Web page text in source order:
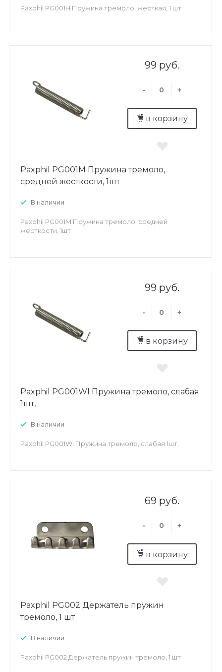
Paxphil PG001H Пружина тремоло, жесткая, 1 шт
99 руб.
- +
в корзину
Paxphil PG001M Пружина тремоло,
средней жесткости, 1шт
В наличии
Paxphil PG001M Пружина тремоло, средней
жесткости, 1шт
99 руб.
- +
в корзину
Paxphil PG001Wl Пружина тремоло, слабая
1шт,
В наличии
Paxphil PG001Wl Пружина тремоло, слабая 1шт,
69 руб.
- +
в корзину
Paxphil PG002 Держатель пружин
тремоло, 1 шт
В наличии
Paxphil PG002 Держатель пружин тремоло, 1 шт